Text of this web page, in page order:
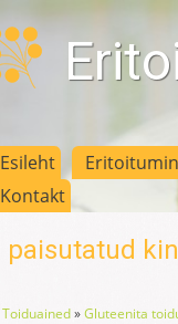
Esileht
Kontakt
paisutatud
Toiduained»Gluteenita